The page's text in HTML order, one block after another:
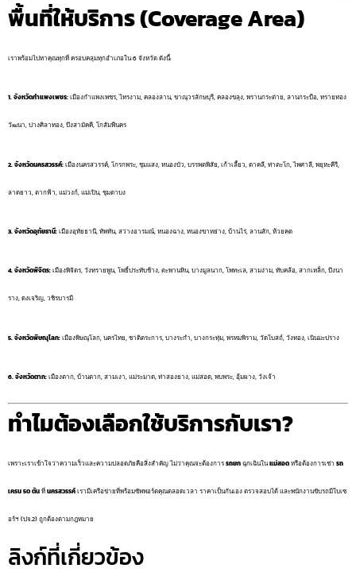
พื้นที่ให้บริการ (Coverage Area)
เราพร้อมไปหาคุณทุกที่ ครอบคลุมทุกอำเภอใน 6 จังหวัด ดังนี้:
1. จังหวัดกำแพงเพชร:เมืองกำแพงเพชร, ไทรงาม, คลองลาน, ขาณุวรลักษบุรี, คลองขลุง, พรานกระต่าย, ลานกระบือ, ทรายทอง
วัฒนา, ปางศิลาทอง, บึงสามัคคี, โกสัมพีนคร
2. จังหวัดนครสวรรค์:เมืองนครสวรรค์, โกรกพระ, ชุมแสง, หนองบัว, บรรพตพิสัย, เก้าเลี้ยว, ตาคลี, ท่าตะโก, ไพศาลี, พยุหะคีรี,
ลาดยาว, ตากฟ้า, แม่วงก์, แม่เปิน, ชุมตาบง
3. จังหวัดอุทัยธานี:เมืองอุทัยธานี, ทัพทัน, สว่างอารมณ์, หนองฉาง, หนองขาหย่าง, บ้านไร่, ลานสัก, ห้วยคต
4. จังหวัดพิจิตร:เมืองพิจิตร, วังทรายพูน, โพธิ์ประทับช้าง, ตะพานหิน, บางมูลนาก, โพทะเล, สามง่าม, ทับคล้อ, สากเหล็ก, บึงนา
ราง, ดงเจริญ, วชิรบารมี
5. จังหวัดพิษณุโลก:เมืองพิษณุโลก, นครไทย, ชาติตระการ, บางระกำ, บางกระทุ่ม, พรหมพิราม, วัดโบสถ์, วังทอง, เนินมะปราง
6. จังหวัดตาก:เมืองตาก, บ้านตาก, สามเงา, แม่ระมาด, ท่าสองยาง, แม่สอด, พบพระ, อุ้มผาง, วังเจ้า
ทำไมต้องเลือกใช้บริการกับเรา?
เพราะเราเข้าใจว่าความเร็วและความปลอดภัยคือสิ่งสำคัญ ไม่ว่าคุณจะต้องการรถยกฉุกเฉินในแม่สอดหรือต้องการเช่า รถ
เครน 50 ตันที่นครสวรรค์เรามีเครือข่ายที่พร้อมซัพพอร์ตคุณตลอดเวลา ราคาเป็นกันเอง ตรวจสอบได้ และพนักงานขับรถมีใบเซ
อร์ฯ (ปจ.2) ถูกต้องตามกฎหมาย
ลิงก์ที่เกี่ยวข้อง